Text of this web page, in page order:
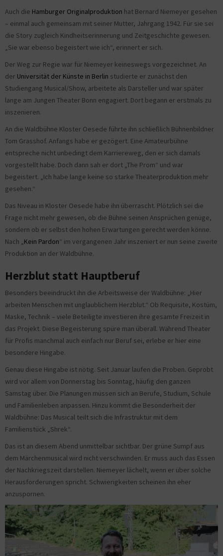
Auch die Hamburger Originalproduktion hat Bernard Niemeyer gesehen
– einmal auch gemeinsam mit seiner Mutter, Jahrgang 1942. Für sie sei
die Story zugleich Kindheitserinnerung und Zeitgeschichte gewesen.
„Sie war ebenso begeistert wie ich“, erinnert er sich.
Der Weg zur Regie war für Niemeyer keineswegs vorgezeichnet. An
der Universität der Künste in Berlin studierte er zunächst den
Studiengang Musical/Show, arbeitete als Darsteller und war später
lange am Jungen Theater Bonn engagiert. Dort begann er erstmals zu
inszenieren.
An die Waldbühne Kloster Oesede führte ihn schließlich Bühnenbildner
Tom Grasshof. Anfangs habe er gezögert. Eine Amateurbühne
entspreche nicht unbedingt dem Karriereweg, den er sich damals
vorgestellt habe. Doch dann sah er dort „The Prom“ und war
begeistert. „Ich habe lange keine so starke Theaterproduktion mehr
gesehen.“
Das Niveau in Kloster Oesede habe ihn überrascht. Plötzlich sei die
Frage nicht mehr gewesen, ob die Bühne seinen Ansprüchen genüge,
sondern ob er selbst den hohen Erwartungen gerecht werden könne.
Nach „Kein Pardon“ im vergangenen Jahr inszeniert er nun seine zweite
Produktion an der Waldbühne.
Herzblut statt Hauptberuf
Besonders beeindruckt ihn die Arbeitsweise der Waldbühne: „Hier
arbeiten Menschen mit unglaublichem Herzblut.“ Ob Requisite, Kostüm,
Maske, Technik – viele Beteiligte investieren ihre gesamte Freizeit in
das Projekt. Diese Begeisterung spüre man überall. Während Theater
für Profis manchmal auch einfach nur Beruf sei, erlebe er hier eine
besondere Hingabe.
Genau diese Hingabe ist nötig. Seit Januar laufen die Proben. Geprobt
wird vor allem von Donnerstag bis Sonntag, häufig den ganzen
Samstag über. Die Planungen müssen sich an Berufe, Studium, Schule
und Familienleben anpassen. Hinzu kommt die Besonderheit der
Waldbühne: Das Musical teilt sich die Infrastruktur mit dem
Familienstück „Shrek“.
Das ist an diesem Abend unmittelbar sichtbar. Der grüne Sumpf aus
dem Märchenmusical wird nicht verschwinden. Er muss auch das Essen
der Nachkriegszeit darstellen. Niemeyer lächelt, wenn er über solche
Herausforderungen spricht. Schwierigkeiten scheinen ihn eher
anzuspornen.